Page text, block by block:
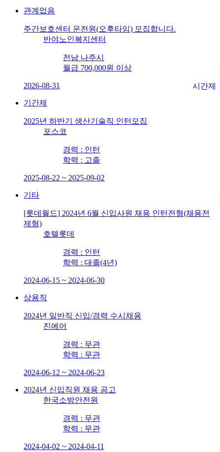
관계없음
주간보호센터 운전원(오후타임) 모집합니다.
반야노인복지센터
전남 나주시
월급 700,000원 이상
2026-08-31
시간제
기간제
2025년 하반기 생산기술직 인턴모집
포스코
경력 : 인턴
학력 : 고졸
2025-08-22 ~ 2025-09-02
기타
[롯데월드] 2024년 6월 신입사원 채용 인턴전형(채용전
제형)
호텔롯데
경력 : 인턴
학력 : 대졸(4년)
2024-06-15 ~ 2024-06-30
상용직
2024년 일반직 신입/경력 수시채용
진에어
경력 : 무관
학력 : 무관
2024-06-12 ~ 2024-06-23
2024년 신입직원 채용 공고
한국소방안전원
경력 : 무관
학력 : 무관
2024-04-02 ~ 2024-04-11